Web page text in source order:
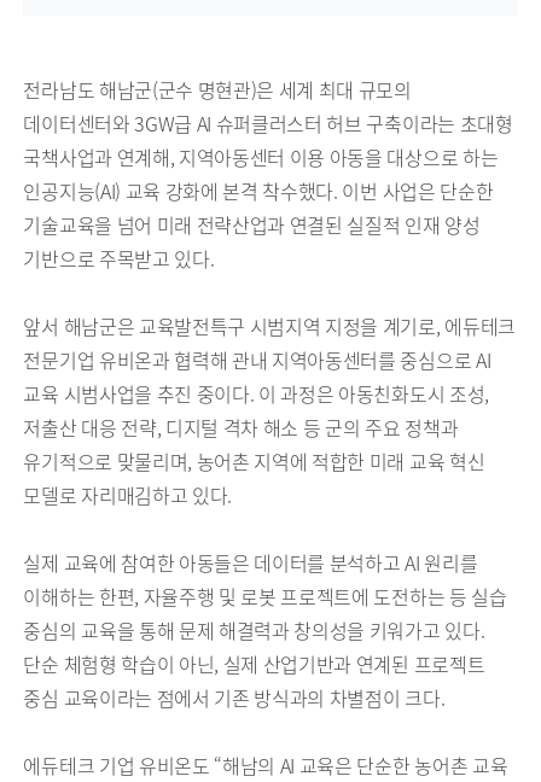
전라남도 해남군(군수 명현관)은 세계 최대 규모의
데이터센터와 3GW급 AI 슈퍼클러스터 허브 구축이라는 초대형
국책사업과 연계해, 지역아동센터 이용 아동을 대상으로 하는
인공지능(AI) 교육 강화에 본격 착수했다. 이번 사업은 단순한
기술교육을 넘어 미래 전략산업과 연결된 실질적 인재 양성
기반으로 주목받고 있다.
앞서 해남군은 교육발전특구 시범지역 지정을 계기로, 에듀테크
전문기업 유비온과 협력해 관내 지역아동센터를 중심으로 AI
교육 시범사업을 추진 중이다. 이 과정은 아동친화도시 조성,
저출산 대응 전략, 디지털 격차 해소 등 군의 주요 정책과
유기적으로 맞물리며, 농어촌 지역에 적합한 미래 교육 혁신
모델로 자리매김하고 있다.
실제 교육에 참여한 아동들은 데이터를 분석하고 AI 원리를
이해하는 한편, 자율주행 및 로봇 프로젝트에 도전하는 등 실습
중심의 교육을 통해 문제 해결력과 창의성을 키워가고 있다.
단순 체험형 학습이 아닌, 실제 산업기반과 연계된 프로젝트
중심 교육이라는 점에서 기존 방식과의 차별점이 크다.
에듀테크 기업 유비온도 “해남의 AI 교육은 단순한 농어촌 교육